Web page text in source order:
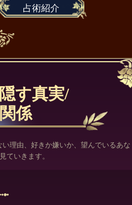
占術紹介
す真実/
係
理由、好きか嫌いか、望んでいるあな
ていきます。